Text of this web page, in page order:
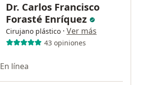
Dr. Carlos Francisco
Forasté Enríquez
Cirujano plástico · Ver más
43 opiniones
En línea